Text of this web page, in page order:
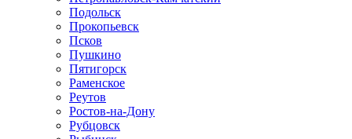
Подольск
Прокопьевск
Псков
Пушкино
Пятигорск
Раменское
Реутов
Ростов-на-Дону
Рубцовск